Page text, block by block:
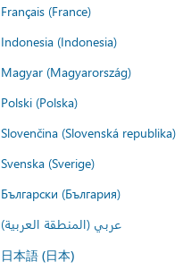
Français (France)
Indonesia (Indonesia)
Magyar (Magyarország)
Polski (Polska)
Slovenčina (Slovenská republika)
Svenska (Sverige)
Български (България)
عربي (المنطقة العربية)
日本語 (日本)